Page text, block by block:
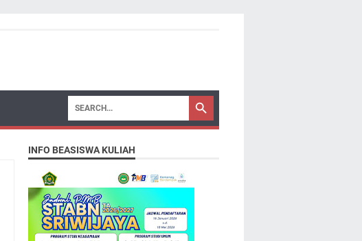
INFO BEASISWA KULIAH